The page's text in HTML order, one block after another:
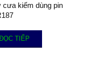
cưa kiếm dùng pin
TIẾP